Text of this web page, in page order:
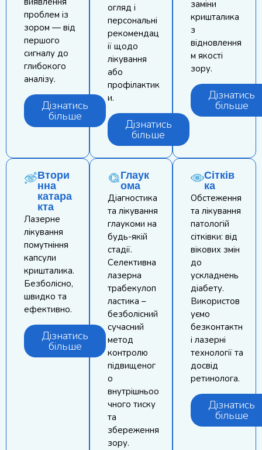
проблем із
зором — від
першого
сигналу до
глибокого
аналізу.
Дізнатись
більше
огляд і
персональні
рекомендац
ії щодо
лікування
або
профілактик
и.
Дізнатись
більше
заміни
кришталика
з
відновлення
м якості
зору.
Дізнатись
більше
Втори
нна
катара
кта
Лазерне
лікування
помутніння
капсули
кришталика.
Безболісно,
швидко та
ефективно.
Дізнатись
більше
Глаук
ома
Діагностика
та лікування
глаукоми на
будь-якій
стадії.
Селективна
лазерна
трабекулоп
ластика –
безболісний
сучасний
метод
контролю
підвищеног
о
внутрішньоо
чного тиску
та
збереження
зору.
Сітків
ка
Обстеження
та лікування
патологій
сітківки: від
вікових змін
до
ускладнень
діабету.
Використов
уємо
безконтактн
і лазерні
технології та
досвід
ретинолога.
Дізнатись
більше